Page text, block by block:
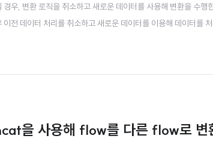
경우, 변환 로직을 취소하고 새로운 데이터를 사용해 변환을 수
이전 데이터 처리를 취소하고 새로운 데이터를 이용해 데이터
사용해 flow를 다른 flow로 변